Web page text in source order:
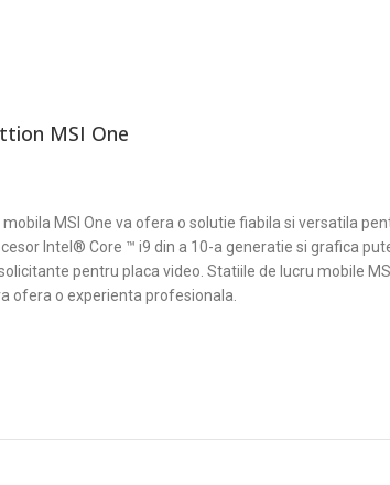
MSI One
MSI One va ofera o solutie fiabila si versatila
Intel® Core ™ i9 din a 10-a generatie si grafica
pentru placa video. Statiile de lucru mobile
ofera o experienta profesionala.